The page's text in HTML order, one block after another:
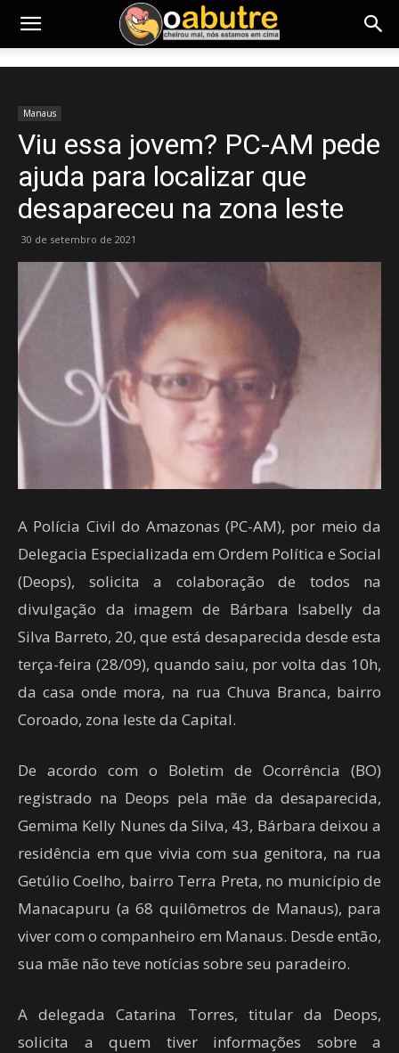
Manaus
Viu essa jovem? PC-AM pede
ajuda para localizar que
desapareceu na zona leste
30 de setembro de 2021
A Polícia Civil do Amazonas (PC-AM), por meio da
Delegacia Especializada em Ordem Política e Social
(Deops), solicita a colaboração de todos na
divulgação da imagem de Bárbara Isabelly da
Silva Barreto, 20, que está desaparecida desde esta
terça-feira (28/09), quando saiu, por volta das 10h,
da casa onde mora, na rua Chuva Branca, bairro
Coroado, zona leste da Capital.
De acordo com o Boletim de Ocorrência (BO)
registrado na Deops pela mãe da desaparecida,
Gemima Kelly Nunes da Silva, 43, Bárbara deixou a
residência em que vivia com sua genitora, na rua
Getúlio Coelho, bairro Terra Preta, no município de
Manacapuru (a 68 quilômetros de Manaus), para
viver com o companheiro em Manaus. Desde então,
sua mãe não teve notícias sobre seu paradeiro.
A delegada Catarina Torres, titular da Deops,
solicita a quem tiver informações sobre a